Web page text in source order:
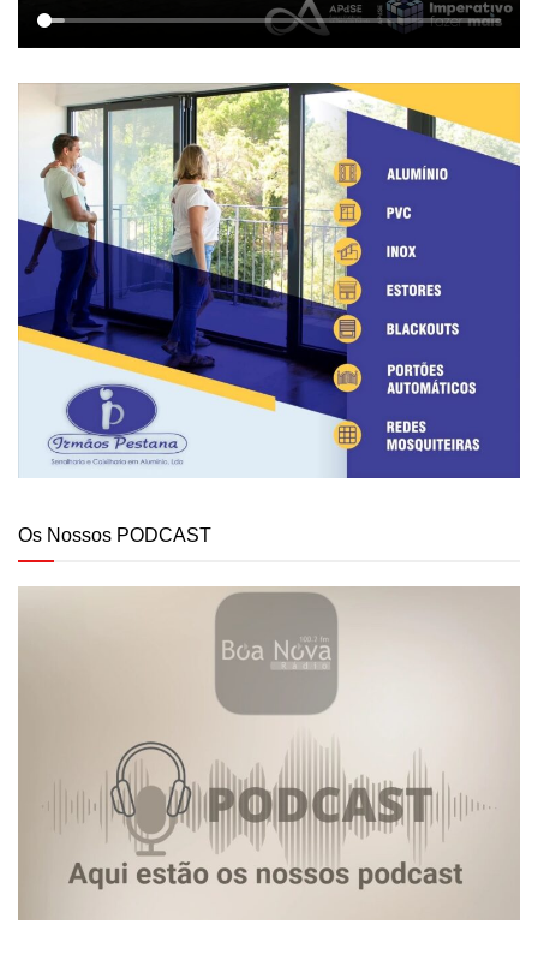
Os Nossos PODCAST